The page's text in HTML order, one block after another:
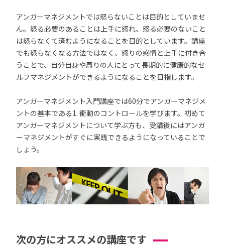
アンガーマネジメントでは怒らないことは目的としていませ
ん。怒る必要のあることは上手に怒れ、怒る必要のないこと
は怒らなくて済むようになることを目的としています。講座
でも怒らなくなる方法ではなく、怒りの感情と上手に付き合
うことで、自分自身や周りの人にとって長期的に健康的なセ
ルフマネジメントができるようになることを目指します。
アンガーマネジメント入門講座では60分でアンガーマネジメ
ントの基本である1. 衝動のコントロールを学びます。初めて
アンガーマネジメントについて学ぶ方も、受講後にはアンガ
ーマネジメントがすぐに実践できるようになっていることで
しょう。
次の方にオススメの講座です